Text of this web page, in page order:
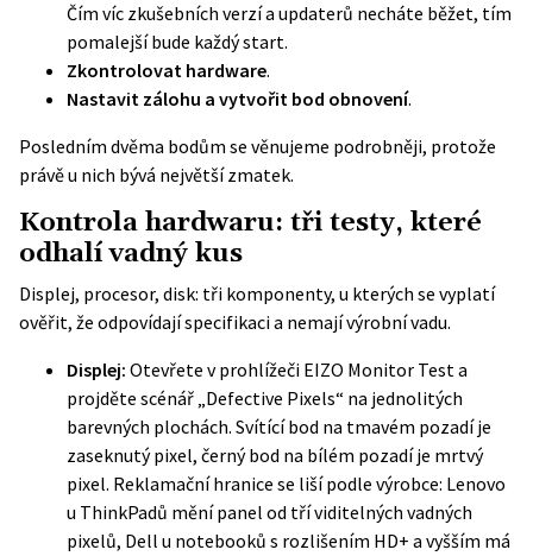
Čím víc zkušebních verzí a updaterů necháte běžet, tím
pomalejší bude každý start.
Zkontrolovat hardware.
Nastavit zálohu a vytvořit bod obnovení.
Posledním dvěma bodům se věnujeme podrobněji, protože
právě u nich bývá největší zmatek.
Kontrola hardwaru: tři testy, které
odhalí vadný kus
Displej, procesor, disk: tři komponenty, u kterých se vyplatí
ověřit, že odpovídají specifikaci a nemají výrobní vadu.
Displej: Otevřete v prohlížeči EIZO Monitor Testa
projděte scénář „Defective Pixels“ na jednolitých
barevných plochách. Svítící bod na tmavém pozadí je
zaseknutý pixel, černý bod na bílém pozadí je mrtvý
pixel. Reklamační hranice se liší podle výrobce: Lenovo
u ThinkPadů mění panel od tří viditelných vadných
pixelů, Dell u notebooků s rozlišením HD+ a vyšším má